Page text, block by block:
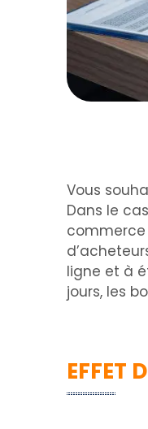
Vous
Dans le
commerce
ligne et à
jours, les
EFFET